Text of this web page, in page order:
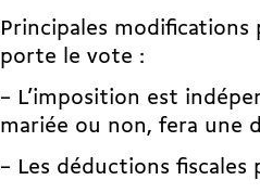
Principales
porte le vote :
– L’imposition est
mariée ou non, fera une
– Les déductions